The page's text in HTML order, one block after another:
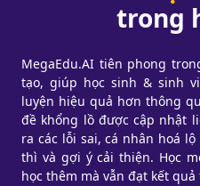
trong
MegaEdu.AI tiên phong
tạo, giúp học sinh & sinh
luyện hiệu quả hơn thông
đề khổng lồ được cập nhật
ra các lỗi sai, cá nhân hoá
thì và gợi ý cải thiện. Học
học thêm mà vẫn đạt kết